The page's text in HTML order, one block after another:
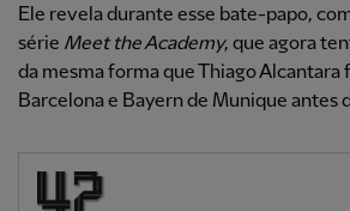
Ele revela durante esse bate-papo,
série Meet the Academy, que agora
da mesma forma que Thiago Alcantara
Barcelona e Bayern de Munique antes